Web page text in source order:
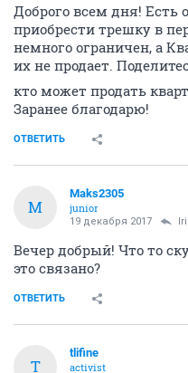
Доброго всем дня! Есть
приобрести трешку в
немного ограничен, а
их не продает.
кто может продать
Заранее благодарю!
ОТВЕТИТЬ
M
Maks2305
junior
19 декабря 2017
Вечер добрый! Что то
это связано?
ОТВЕТИТЬ
T
tlifine
activist